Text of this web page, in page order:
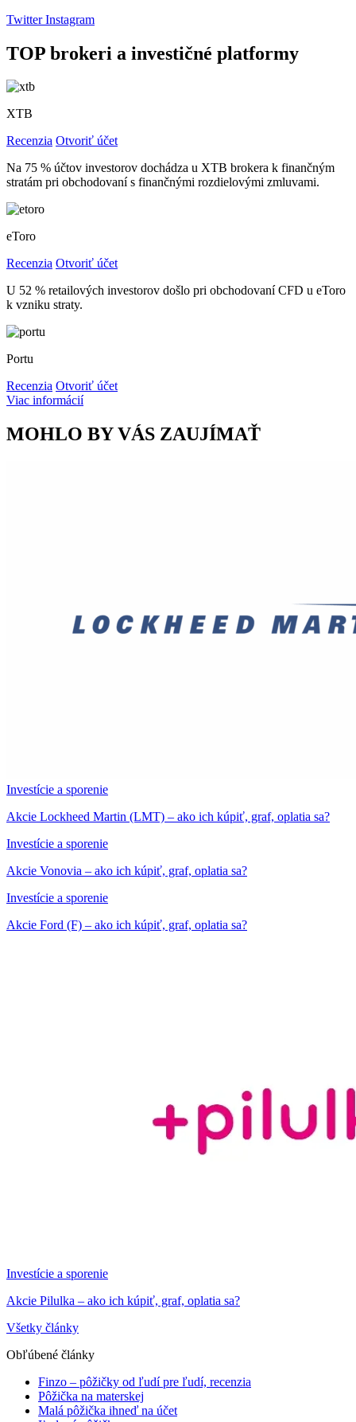
TwitterInstagram
TOP brokeri a investičné platformy
XTB
Recenzia Otvoriť účet
Na 75 % účtov investorov dochádza u XTB brokera k finančným
stratám pri obchodovaní s finančnými rozdielovými zmluvami.
eToro
Recenzia Otvoriť účet
U 52 % retailových investorov došlo pri obchodovaní CFD u eToro
k vzniku straty.
Portu
Recenzia Otvoriť účet
Viac informácií
MOHLO BY VÁS ZAUJÍMAŤ
Investície a sporenie
Akcie Lockheed Martin (LMT) – ako ich kúpiť, graf, oplatia sa?
Investície a sporenie
Akcie Vonovia – ako ich kúpiť, graf, oplatia sa?
Investície a sporenie
Akcie Ford (F) – ako ich kúpiť, graf, oplatia sa?
Investície a sporenie
Akcie Pilulka – ako ich kúpiť, graf, oplatia sa?
Všetky články
Obľúbené články
Finzo – pôžičky od ľudí pre ľudí, recenzia
Pôžička na materskej
Malá pôžička ihneď na účet